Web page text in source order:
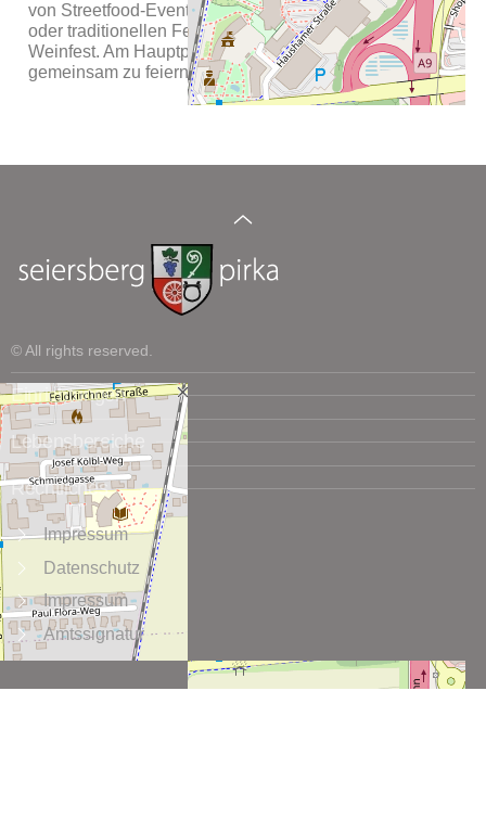
von Streetfood-Events bis zu Fußball-Public-Viewings
oder traditionellen Festen und Feiern wie dem
Weinfest. Am Hauptplatz trifft sich die ganze Region um
gemeinsam zu feiern
© All rights reserved.
Einrichtungen
Lebensbereiche
Rechtliches
Impressum
Datenschutz
Impressum
Amtssignatur